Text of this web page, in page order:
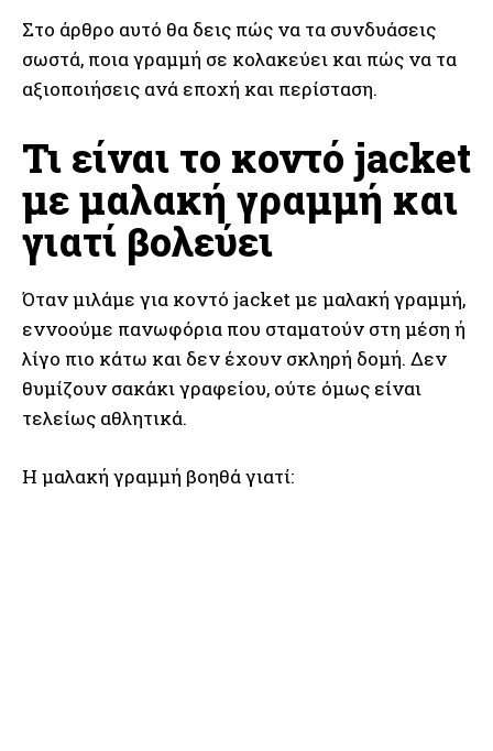
Στο άρθρο αυτό θα δεις πώς να τα συνδυάσεις
σωστά, ποια γραμμή σε κολακεύει και πώς να τα
αξιοποιήσεις ανά εποχή και περίσταση.
Τι είναι το κοντό jacket
με μαλακή γραμμή και
γιατί βολεύει
Όταν μιλάμε για κοντό jacket με μαλακή γραμμή,
εννοούμε πανωφόρια που σταματούν στη μέση ή
λίγο πιο κάτω και δεν έχουν σκληρή δομή. Δεν
θυμίζουν σακάκι γραφείου, ούτε όμως είναι
τελείως αθλητικά.
Η μαλακή γραμμή βοηθά γιατί: